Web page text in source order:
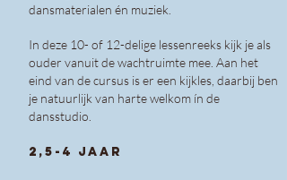
dansmaterialen én muziek.
In deze 10- of 12-delige lessenreeks kijk je als
ouder vanuit de wachtruimte mee. Aan het
eind van de cursus is er een kijkles, daarbij ben
je natuurlijk van harte welkom ín de
dansstudio.
2,5-4 jaar